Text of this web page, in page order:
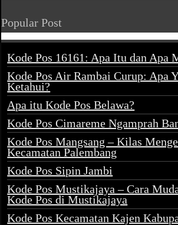
Popular Post
Kode Pos 16161: Apa Itu dan Apa
Kode Pos Air Rambai Curup: Apa
Ketahui?
Apa itu Kode Pos Belawa?
Kode Pos Cimareme Ngamprah
Kode Pos Mangsang – Kilas
Kecamatan Palembang
Kode Pos Sipin Jambi
Kode Pos Mustikajaya – Cara
Kode Pos di Mustikajaya
Kode Pos Kecamatan Kajen